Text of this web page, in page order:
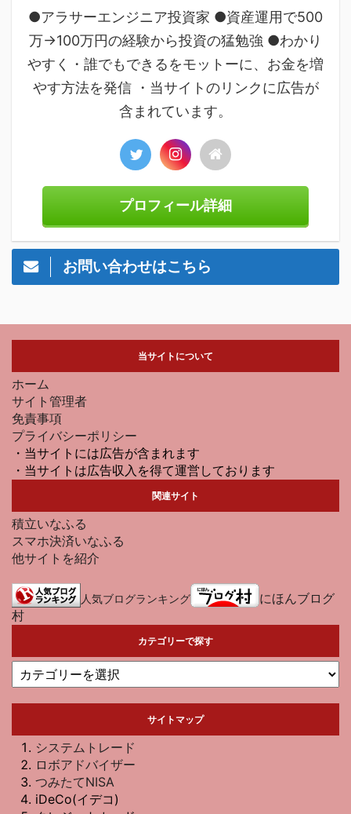
●アラサーエンジニア投資家 ●資産運用で500
万→100万円の経験から投資の猛勉強 ●わかり
やすく・誰でもできるをモットーに、お金を増
やす方法を発信 ・当サイトのリンクに広告が
含まれています。
プロフィール詳細
お問い合わせはこちら
当サイトについて
ホーム
サイト管理者
免責事項
プライバシーポリシー
・当サイトには広告が含まれます
・当サイトは広告収入を得て運営しております
関連サイト
積立いなふる
スマホ決済いなふる
他サイトを紹介
人気ブログランキング
にほんブログ
村
カテゴリーで探す
サイトマップ
システムトレード
ロボアドバイザー
つみたてNISA
iDeCo(イデコ)